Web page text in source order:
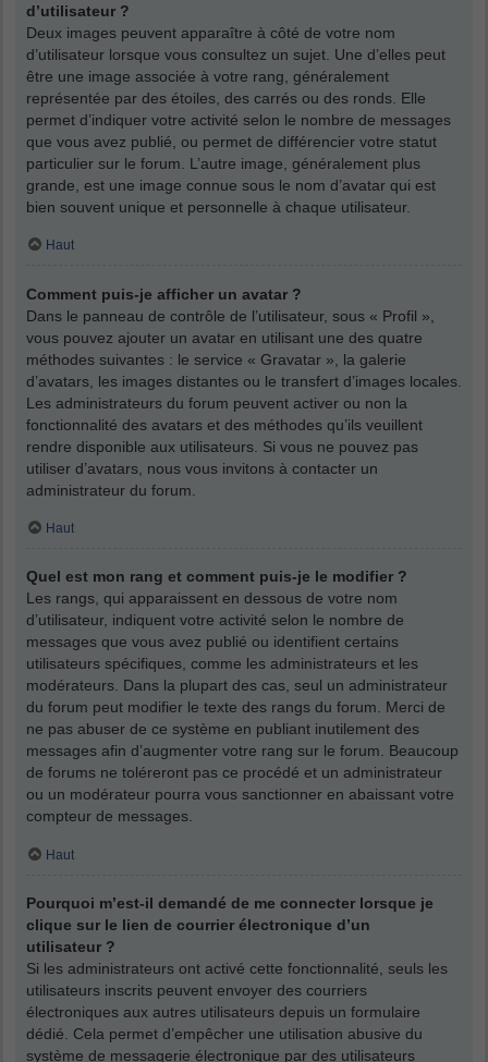
d’utilisateur ?
Deux images peuvent apparaître à côté de votre nom
d’utilisateur lorsque vous consultez un sujet. Une d’elles peut
être une image associée à votre rang, généralement
représentée par des étoiles, des carrés ou des ronds. Elle
permet d’indiquer votre activité selon le nombre de messages
que vous avez publié, ou permet de différencier votre statut
particulier sur le forum. L’autre image, généralement plus
grande, est une image connue sous le nom d’avatar qui est
bien souvent unique et personnelle à chaque utilisateur.
Haut
Comment puis-je afficher un avatar ?
Dans le panneau de contrôle de l’utilisateur, sous « Profil »,
vous pouvez ajouter un avatar en utilisant une des quatre
méthodes suivantes : le service « Gravatar », la galerie
d’avatars, les images distantes ou le transfert d’images locales.
Les administrateurs du forum peuvent activer ou non la
fonctionnalité des avatars et des méthodes qu’ils veuillent
rendre disponible aux utilisateurs. Si vous ne pouvez pas
utiliser d’avatars, nous vous invitons à contacter un
administrateur du forum.
Haut
Quel est mon rang et comment puis-je le modifier ?
Les rangs, qui apparaissent en dessous de votre nom
d’utilisateur, indiquent votre activité selon le nombre de
messages que vous avez publié ou identifient certains
utilisateurs spécifiques, comme les administrateurs et les
modérateurs. Dans la plupart des cas, seul un administrateur
du forum peut modifier le texte des rangs du forum. Merci de
ne pas abuser de ce système en publiant inutilement des
messages afin d’augmenter votre rang sur le forum. Beaucoup
de forums ne toléreront pas ce procédé et un administrateur
ou un modérateur pourra vous sanctionner en abaissant votre
compteur de messages.
Haut
Pourquoi m’est-il demandé de me connecter lorsque je
clique sur le lien de courrier électronique d’un
utilisateur ?
Si les administrateurs ont activé cette fonctionnalité, seuls les
utilisateurs inscrits peuvent envoyer des courriers
électroniques aux autres utilisateurs depuis un formulaire
dédié. Cela permet d’empêcher une utilisation abusive du
système de messagerie électronique par des utilisateurs